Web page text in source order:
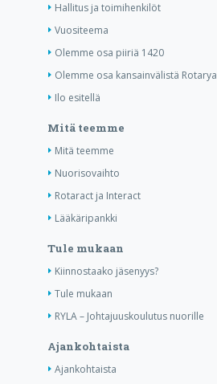
Hallitus ja toimihenkilöt
Vuositeema
Olemme osa piiriä 1420
Olemme osa kansainvälistä Rotarya
Ilo esitellä
Mitä teemme
Mitä teemme
Nuorisovaihto
Rotaract ja Interact
Lääkäripankki
Tule mukaan
Kiinnostaako jäsenyys?
Tule mukaan
RYLA – Johtajuuskoulutus nuorille
Ajankohtaista
Ajankohtaista